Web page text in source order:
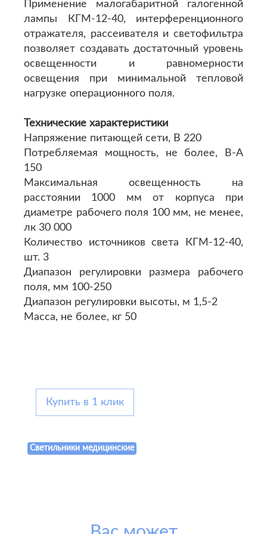
Применение малогабаритной галогенной
лампы КГМ-12-40, интерференционного
отражателя, рассеивателя и светофильтра
позволяет создавать достаточный уровень
освещенности и равномерности
освещения при минимальной тепловой
нагрузке операционного поля.
Технические характеристики
Напряжение питающей сети, В 220
Потребляемая мощность, не более, В-А
150
Максимальная освещенность на
расстоянии 1000 мм от корпуса при
диаметре рабочего поля 100 мм, не менее,
лк 30 000
Количество источников света КГМ-12-40,
шт. 3
Диапазон регулировки размера рабочего
поля, мм 100-250
Диапазон регулировки высоты, м 1,5-2
Масса, не более, кг 50
Купить в 1 клик
Светильники медицинские